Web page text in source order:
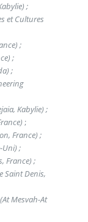
;
et Cultures
;
;
;
Kabylie) ;
;
France) ;
Uni) ;
France) ;
Saint Denis,
Mesvah-At